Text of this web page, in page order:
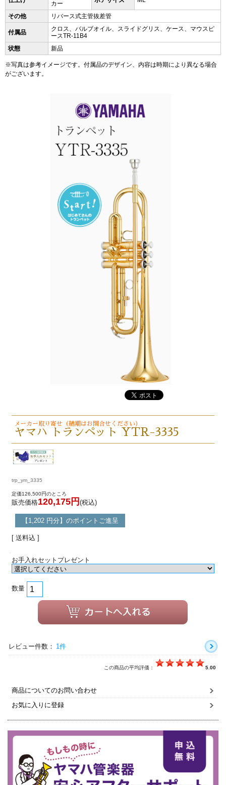
カー
その他 リバース式主管抜差管
付属品
クロス、バルブオイル、スライドグリス、ケース、マウスピ
ースTR-11B4
状態
新品
※写真は参考イメージです。付属品のデザイン、内容は時期により異なる場合
がございます。
メーカー取り寄せ（納期はお問合せください）
ヤマハ トランペット YTR-3335
trp_ym_3335
定価126,500円のところ
販売価格120,175円 (税込)
【1,202 円分】のポイントご進呈
[ 送料込 ]
お手入れセットプレゼント
数量
レビュー件数： 1件
この商品の平均評価： 5.00
商品についてのお問い合わせ
お気に入りに登録